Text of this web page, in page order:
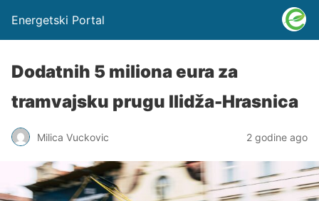
Energetski Portal
Dodatnih 5 miliona eura za
tramvajsku prugu Ilidža-Hrasnica
Milica Vuckovic 2 godine ago